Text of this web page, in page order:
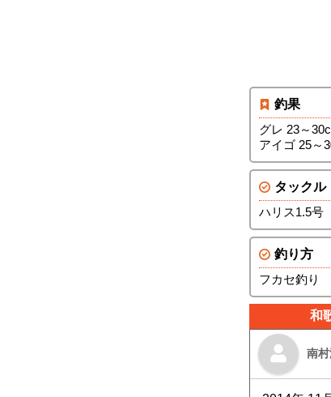
釣果
グレ 23～
アイゴ 25～
タックル
ハリス1.5号
釣り方
フカセ釣り
和
南